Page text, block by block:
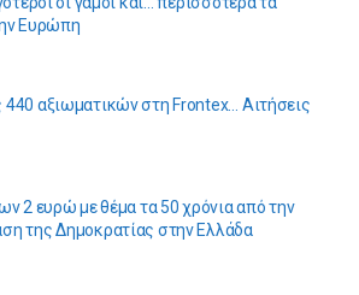
Ευρώπη
440 αξιωματικών στη Frontex… Αιτήσεις
2 ευρώ με θέμα τα 50 χρόνια από την
της Δημοκρατίας στην Ελλάδα